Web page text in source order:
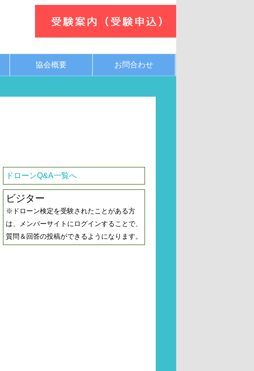
協会概要 お問合わせ
ドローンQ&A一覧へ
ビジター
※ドローン検定を受験されたことがある方
は、メンバーサイトにログインすることで、
質問＆回答の投稿ができるようになります。